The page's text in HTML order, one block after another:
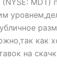
MDT)
как
на